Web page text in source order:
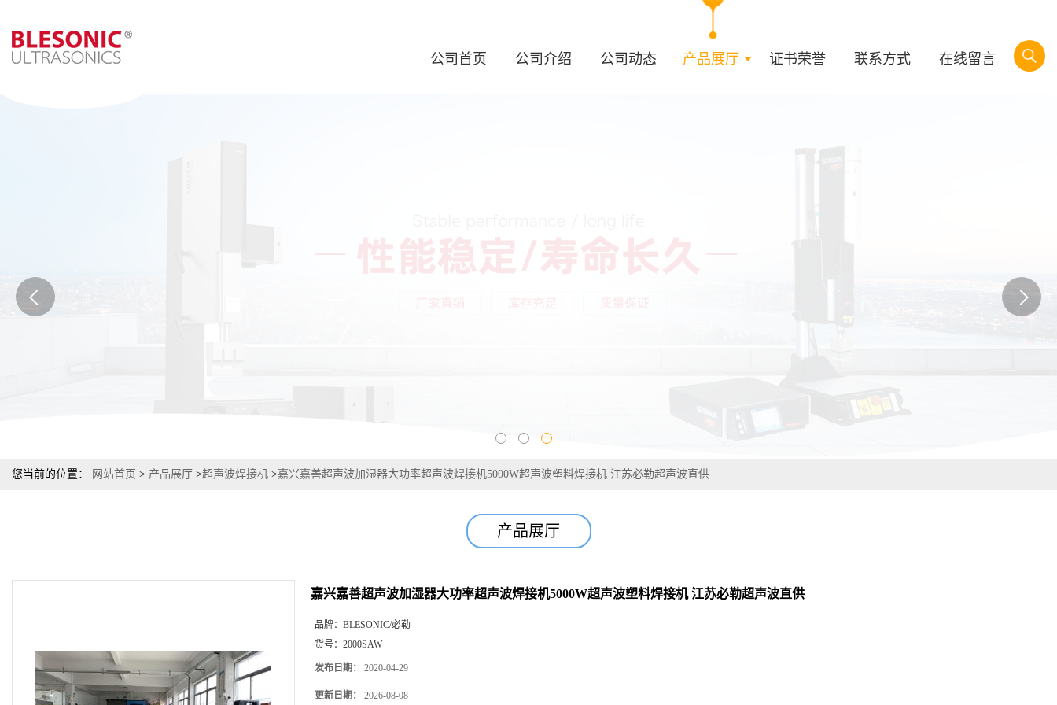
公司首页 公司介绍 公司动态 产品展厅 证书荣誉 联系方式 在线留言
您当前的位置： 网站首页 > 产品展厅 >超声波焊接机 >嘉兴嘉善超声波加湿器大功率超声波焊接机5000W超声波塑料焊接机 江苏必勒超声波直供
产品展厅
嘉兴嘉善超声波加湿器大功率超声波焊接机5000W超声波塑料焊接机 江苏必勒超声波直供
品牌： BLESONIC/必勒
货号： 2000SAW
发布日期： 2020-04-29
更新日期： 2026-08-08